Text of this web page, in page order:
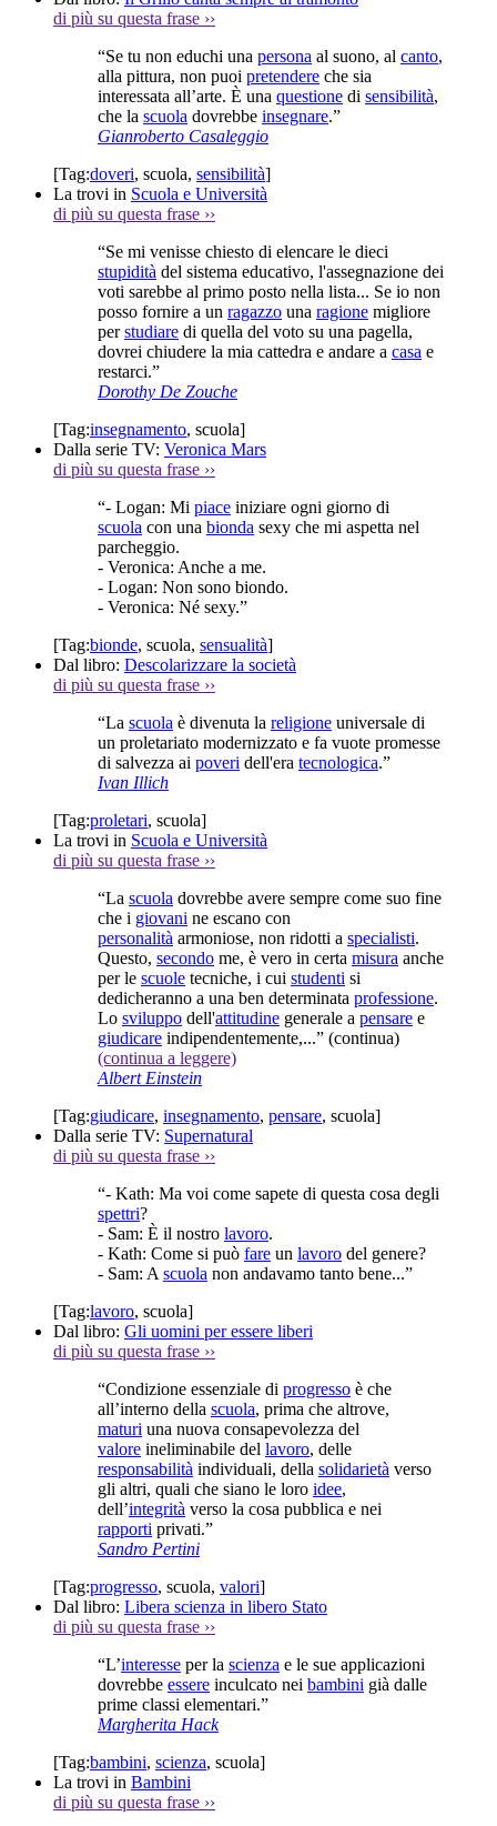
di più su questa frase ››
“Se tu non educhi una persona al suono, al canto,
alla pittura, non puoi pretendere che sia
interessata all’arte. È una questione di sensibilità,
che la scuola dovrebbe insegnare.”
Gianroberto Casaleggio
[Tag:doveri, scuola, sensibilità]
La trovi in Scuola e Università
di più su questa frase ››
“Se mi venisse chiesto di elencare le dieci
stupidità del sistema educativo, l'assegnazione dei
voti sarebbe al primo posto nella lista... Se io non
posso fornire a un ragazzo una ragione migliore
perstudiare di quella del voto su una pagella,
dovrei chiudere la mia cattedra e andare a casa e
restarci.”
Dorothy De Zouche
[Tag:insegnamento, scuola]
Dalla serie TV: Veronica Mars
di più su questa frase ››
“- Logan: Mi piace iniziare ogni giorno di
scuola con una bionda sexy che mi aspetta nel
parcheggio.
- Veronica: Anche a me.
- Logan: Non sono biondo.
- Veronica: Né sexy.”
[Tag:bionde, scuola, sensualità]
Dal libro: Descolarizzare la società
di più su questa frase ››
“La scuola è divenuta la religione universale di
un proletariato modernizzato e fa vuote promesse
di salvezza ai poveri dell'era tecnologica.”
Ivan Illich
[Tag:proletari, scuola]
La trovi in Scuola e Università
di più su questa frase ››
“La scuola dovrebbe avere sempre come suo fine
che i giovani ne escano con
personalità armoniose, non ridotti a specialisti.
Questo, secondo me, è vero in certa misura anche
per le scuole tecniche, i cui studenti si
dedicheranno a una ben determinata professione.
Lo sviluppo dell'attitudine generale a pensare e
giudicare indipendentemente,...” (continua)
(continua a leggere)
Albert Einstein
[Tag:giudicare, insegnamento, pensare, scuola]
Dalla serie TV: Supernatural
di più su questa frase ››
“- Kath: Ma voi come sapete di questa cosa degli
spettri?
- Sam: È il nostro lavoro.
- Kath: Come si può fare un lavoro del genere?
- Sam: A scuola non andavamo tanto bene...”
[Tag:lavoro, scuola]
Dal libro: Gli uomini per essere liberi
di più su questa frase ››
“Condizione essenziale di progresso è che
all’interno della scuola, prima che altrove,
maturi una nuova consapevolezza del
valore ineliminabile del lavoro, delle
responsabilità individuali, della solidarietà verso
gli altri, quali che siano le loro idee,
dell’integrità verso la cosa pubblica e nei
rapporti privati.”
Sandro Pertini
[Tag:progresso, scuola, valori]
Dal libro: Libera scienza in libero Stato
di più su questa frase ››
“L’interesse per la scienza e le sue applicazioni
dovrebbe essere inculcato nei bambini già dalle
prime classi elementari.”
Margherita Hack
[Tag:bambini, scienza, scuola]
La trovi in Bambini
di più su questa frase ››